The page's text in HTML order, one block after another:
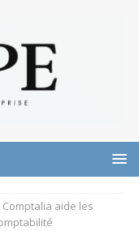
Comptalia aide les